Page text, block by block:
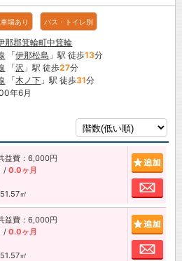
場あり バス・トイレ別
那郡箕輪町中箕輪
「伊那松島 」駅 徒歩13分
「沢 」駅 徒歩27分
「木ノ下 」駅 徒歩31分
年6月
益費：6,000円
/ 0.0ヶ月
㎡
お
益費：6,000円
/ 0.0ヶ月
㎡
お